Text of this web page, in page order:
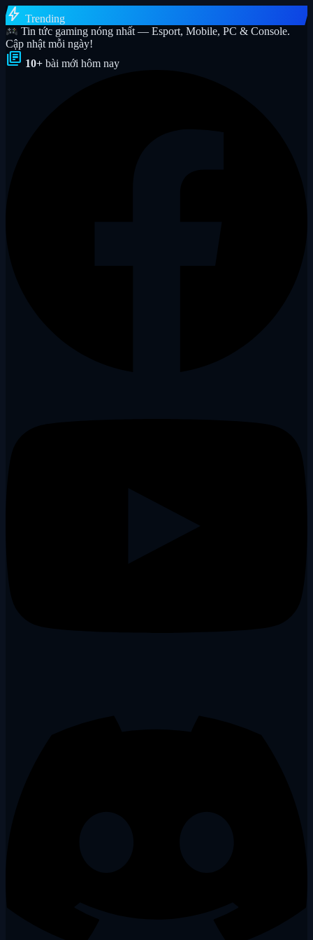
bolt Trending
Tin tức gaming nóng nhất — Esport, Mobile, PC & Console.
Cập nhật mỗi ngày!
library_books 10+ bài mới hôm nay